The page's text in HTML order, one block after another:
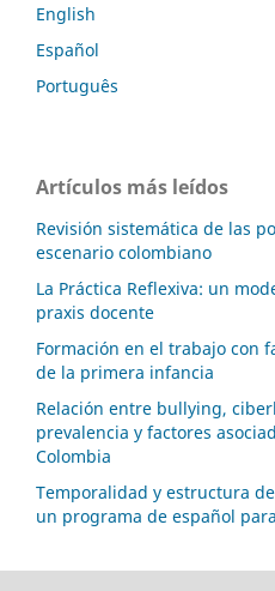
English
Español
Português
Artículos más leídos
Revisión sistemática de las
escenario colombiano
La Práctica Reflexiva: un
praxis docente
Formación en el trabajo con
de la primera infancia
Relación entre bullying,
prevalencia y factores
Colombia
Temporalidad y estructura
un programa de español